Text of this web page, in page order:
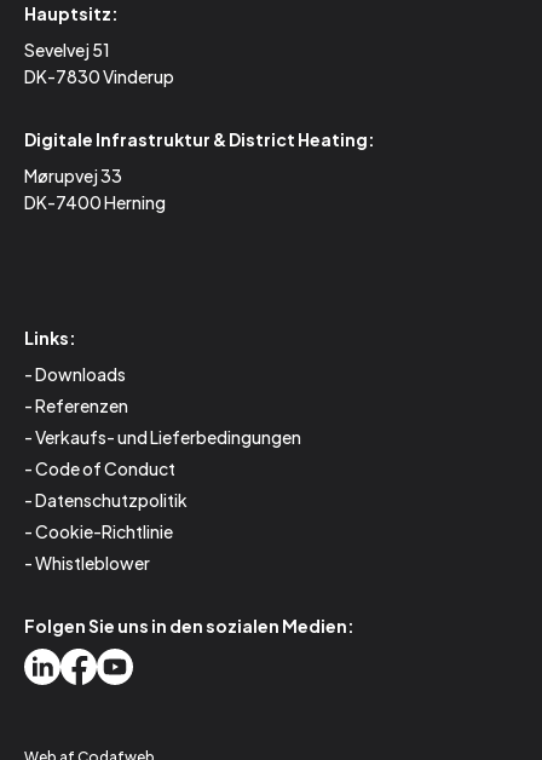
Hauptsitz:
Sevelvej 51
DK-7830 Vinderup
Digitale Infrastruktur & District Heating:
Mørupvej 33
DK-7400 Herning
Links:
Downloads
Referenzen
Verkaufs- und Lieferbedingungen
Code of Conduct
Datenschutzpolitik
Cookie-Richtlinie
Whistleblower
Folgen Sie uns in den sozialen Medien: